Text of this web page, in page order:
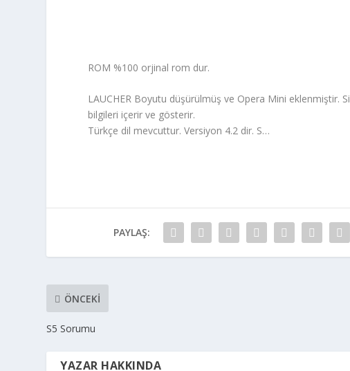
ROM %100 orjinal rom dur.
LAUCHER Boyutu düşürülmüş ve Opera Mini eklenmiştir.
bilgileri içerir ve gösterir.
Türkçe dil mevcuttur. Versiyon 4.2 dir. S…
PAYLAŞ:
ÖNCEKI
S5 Sorumu
YAZAR HAKKINDA